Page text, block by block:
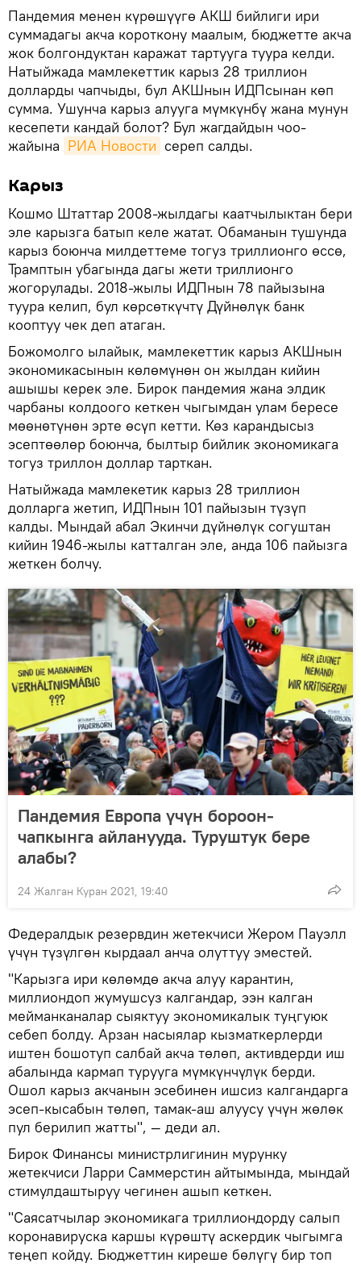
Пандемия менен күрөшүүгө АКШ бийлиги ири
суммадагы акча короткону маалым, бюджетте акча
жок болгондуктан каражат тартууга туура келди.
Натыйжада мамлекеттик карыз 28 триллион
долларды чапчыды, бул АКШнын ИДПсынан көп
сумма. Ушунча карыз алууга мүмкүнбү жана мунун
кесепети кандай болот? Бул жагдайдын чоо-
жайына РИА Новости сереп салды.
Карыз
Кошмо Штаттар 2008-жылдагы каатчылыктан бери
эле карызга батып келе жатат. Обаманын тушунда
карыз боюнча милдеттеме тогуз триллионго өссө,
Трамптын убагында дагы жети триллионго
жогорулады. 2018-жылы ИДПнын 78 пайызына
туура келип, бул көрсөткүчтү Дүйнөлүк банк
кооптуу чек деп атаган.
Божомолго ылайык, мамлекеттик карыз АКШнын
экономикасынын көлөмүнөн он жылдан кийин
ашышы керек эле. Бирок пандемия жана элдик
чарбаны колдоого кеткен чыгымдан улам бересе
мөөнөтүнөн эрте өсүп кетти. Көз карандысыз
эсептөөлөр боюнча, былтыр бийлик экономикага
тогуз триллон доллар тарткан.
Натыйжада мамлекетик карыз 28 триллион
долларга жетип, ИДПнын 101 пайызын түзүп
калды. Мындай абал Экинчи дүйнөлүк согуштан
кийин 1946-жылы катталган эле, анда 106 пайызга
жеткен болчу.
Пандемия Европа үчүн бороон-
чапкынга айланууда. Туруштук бере
алабы?
24 Жалган Куран 2021, 19:40
Федералдык резервдин жетекчиси Жером Пауэлл
үчүн түзүлгөн кырдаал анча олуттуу эместей.
"Карызга ири көлөмдө акча алуу карантин,
миллиондоп жумушсуз калгандар, ээн калган
мейманканалар сыяктуу экономикалык туңгуюк
себеп болду. Арзан насыялар кызматкерлерди
иштен бошотуп салбай акча төлөп, активдерди иш
абалында кармап турууга мүмкүнчүлүк берди.
Ошол карыз акчанын эсебинен ишсиз калгандарга
эсеп-кысабын төлөп, тамак-аш алуусу үчүн жөлөк
пул берилип жатты", — деди ал.
Бирок Финансы министрлигинин мурунку
жетекчиси Ларри Саммерстин айтымында, мындай
стимулдаштыруу чегинен ашып кеткен.
"Саясатчылар экономикага триллиондорду салып
коронавируска каршы күрөштү аскердик чыгымга
теңеп койду. Бюджеттин киреше бөлүгү бир топ